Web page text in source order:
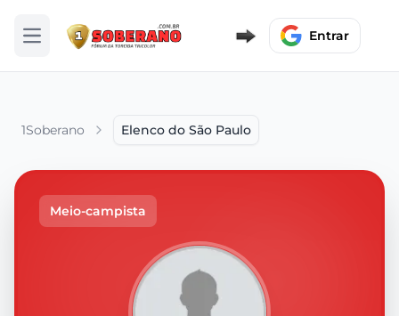
Abrir menu Entrar
1Soberano Elenco do São Paulo
Meio-campista